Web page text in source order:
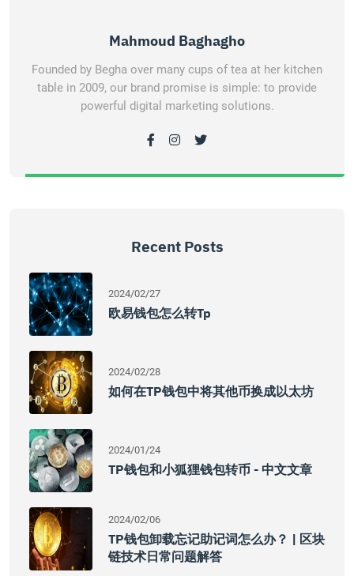
Mahmoud Baghagho
Founded by Begha over many cups of tea at her kitchen
table in 2009, our brand promise is simple: to provide
powerful digital marketing solutions.
Recent Posts
2024/02/27
欧易钱包怎么转tp
2024/02/28
如何在TP钱包中将其他币换成以太坊
2024/01/24
TP钱包和小狐狸钱包转币 - 中文文章
2024/02/06
TP钱包卸载忘记助记词怎么办？ | 区块
链技术日常问题解答